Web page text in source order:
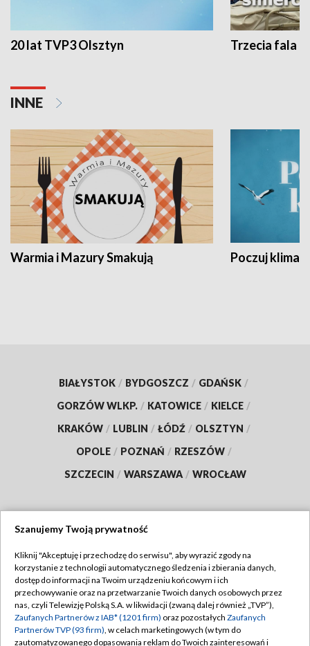
20 lat TVP3 Olsztyn Trzecia fala -
INNE
Warmia i Mazury Smakują Poczuj klimat
BIAŁYSTOK / BYDGOSZCZ / GDAŃSK /
GORZÓW WLKP. / KATOWICE / KIELCE /
KRAKÓW / LUBLIN / ŁÓDŹ / OLSZTYN /
OPOLE / POZNAŃ / RZESZÓW /
SZCZECIN / WARSZAWA / WROCŁAW
TVP
Abonament TVP
Emisja w TVP
Centrum informacji TVP
Regulamin TVP
Polityka prywatności
Moje zgody
Szanujemy Twoją prywatność
Kliknij "Akceptuję i przechodzę do serwisu", aby wyrazić zgody na
korzystanie z technologii automatycznego śledzenia i zbierania danych,
dostęp do informacji na Twoim urządzeniu końcowym i ich
przechowywanie oraz na przetwarzanie Twoich danych osobowych przez
nas, czyli Telewizję Polską S.A. w likwidacji (zwaną dalej również „TVP”),
Zaufanych Partnerów z IAB* (1201 firm) oraz pozostałych Zaufanych
Partnerów TVP (93 firm), w celach marketingowych (w tym do
zautomatyzowanego dopasowania reklam do Twoich zainteresowań i